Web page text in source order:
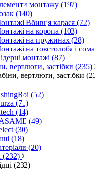
монтажу (197)
(140)
Вбивця карася (72)
на коропа (103)
на пружинах (28)
на товстолоба і
монтажі (87)
вертлюги, застібки (235)
вертлюги, застібки
(52)
(71)
(14)
(49)
(30)
(18)
(20)
(232)
(232)